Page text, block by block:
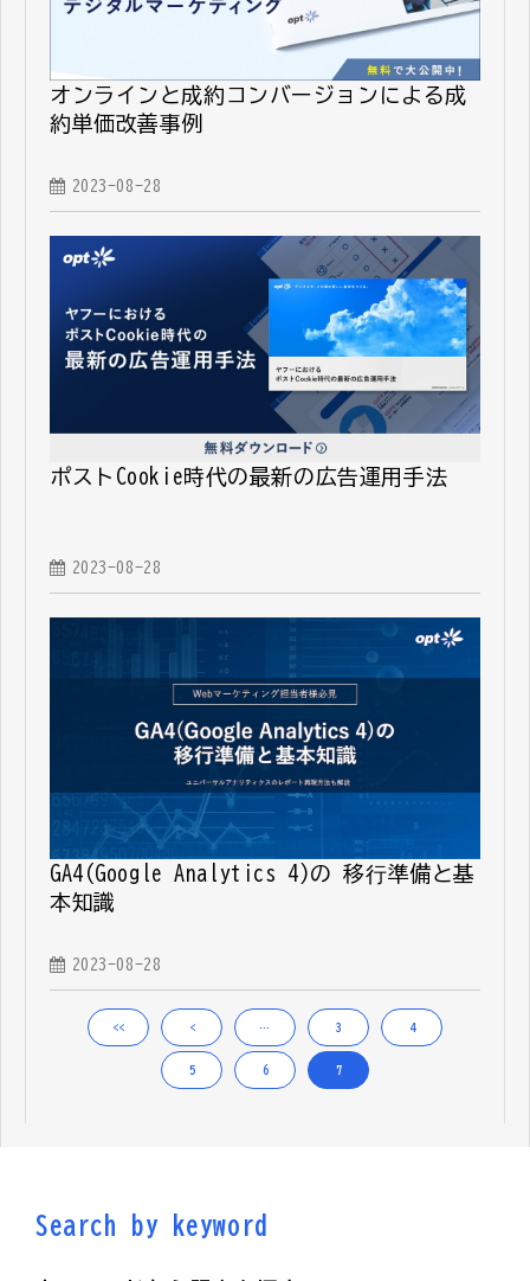
オンラインと成約コンバージョンによる成
約単価改善事例
2023-08-28
ポストCookie時代の最新の広告運用手法
2023-08-28
GA4(Google Analytics 4)の 移⾏準備と基
本知識
2023-08-28
<< < … 3 4
5 6 7
Search by keyword